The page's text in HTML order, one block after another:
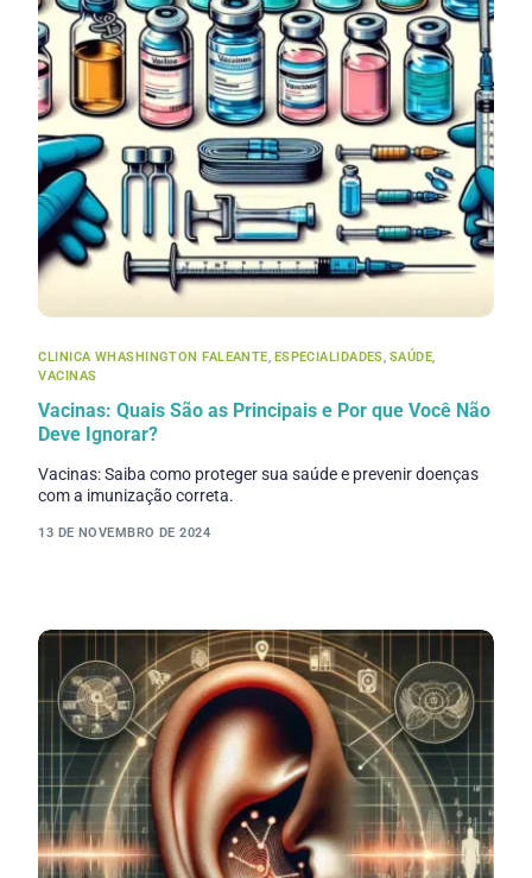
CLINICA WHASHINGTON FALEANTE, ESPECIALIDADES, SAÚDE,
VACINAS
Vacinas: Quais São as Principais e Por que Você Não
Deve Ignorar?
Vacinas: Saiba como proteger sua saúde e prevenir doenças
com a imunização correta.
13 DE NOVEMBRO DE 2024